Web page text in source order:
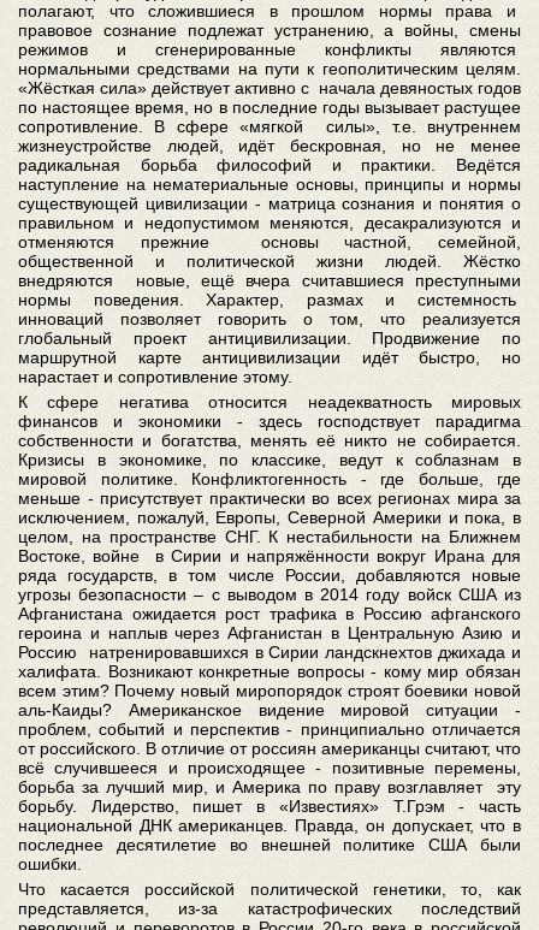
полагают, что сложившиеся в прошлом нормы права и
правовое сознание подлежат устранению, а войны, смены
режимов и сгенерированные конфликты являются
нормальными средствами на пути к геополитическим целям.
«Жёсткая сила» действует активно с начала девяностых годов
по настоящее время, но в последние годы вызывает растущее
сопротивление. В сфере «мягкой силы», т.е. внутреннем
жизнеустройстве людей, идёт бескровная, но не менее
радикальная борьба философий и практики. Ведётся
наступление на нематериальные основы, принципы и нормы
существующей цивилизации - матрица сознания и понятия о
правильном и недопустимом меняются, десакрализуются и
отменяются прежние основы частной, семейной,
общественной и политической жизни людей. Жёстко
внедряются новые, ещё вчера считавшиеся преступными
нормы поведения. Характер, размах и системность
инноваций позволяет говорить о том, что реализуется
глобальный проект антицивилизации. Продвижение по
маршрутной карте антицивилизации идёт быстро, но
нарастает и сопротивление этому.
К сфере негатива относится неадекватность мировых
финансов и экономики - здесь господствует парадигма
собственности и богатства, менять её никто не собирается.
Кризисы в экономике, по классике, ведут к соблазнам в
мировой политике. Конфликтогенность - где больше, где
меньше - присутствует практически во всех регионах мира за
исключением, пожалуй, Европы, Северной Америки и пока, в
целом, на пространстве СНГ. К нестабильности на Ближнем
Востоке, войне в Сирии и напряжённости вокруг Ирана для
ряда государств, в том числе России, добавляются новые
угрозы безопасности – с выводом в 2014 году войск США из
Афганистана ожидается рост трафика в Россию афганского
героина и наплыв через Афганистан в Центральную Азию и
Россию натренировавшихся в Сирии ландскнехтов джихада и
халифата. Возникают конкретные вопросы - кому мир обязан
всем этим? Почему новый миропорядок строят боевики новой
аль-Каиды? Американское видение мировой ситуации -
проблем, событий и перспектив - принципиально отличается
от российского. В отличие от россиян американцы считают, что
всё случившееся и происходящее - позитивные перемены,
борьба за лучший мир, и Америка по праву возглавляет эту
борьбу. Лидерство, пишет в «Известиях» Т.Грэм - часть
национальной ДНК американцев. Правда, он допускает, что в
последнее десятилетие во внешней политике США были
ошибки.
Что касается российской политической генетики, то, как
представляется, из-за катастрофических последствий